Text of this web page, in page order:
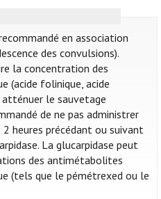
en association
des convulsions).
la concentration des
(acide folinique, acide
le sauvetage
de ne pas administrer
heures précédant ou suivant
La glucarpidase peut
des antimétabolites
(tels que le pémétrexed ou le